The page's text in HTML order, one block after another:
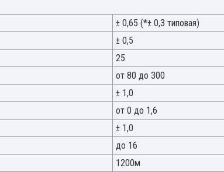
± 0,65 (*± 0,3 типовая)
± 0,5
25
от 80 до 300
± 1,0
от 0 до 1,6
± 1,0
до 16
1200м